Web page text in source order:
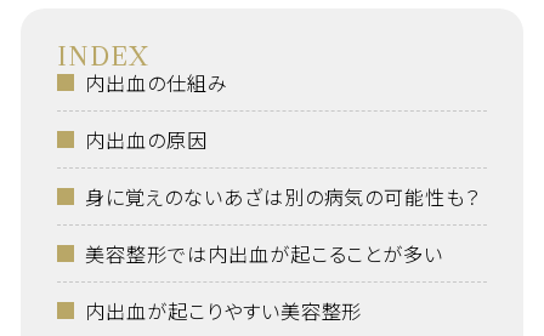
INDEX
内出血の仕組み
内出血の原因
身に覚えのないあざは別の病気の可能性も？
美容整形では内出血が起こることが多い
内出血が起こりやすい美容整形